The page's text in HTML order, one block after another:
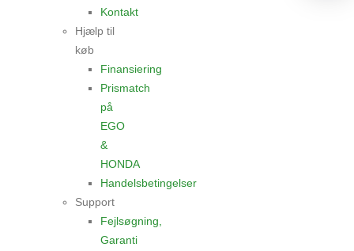
Kontakt
Hjælp til
køb
Finansiering
Prismatch
på
EGO
&
HONDA
Handelsbetingelser
Support
Fejlsøgning,
Garanti